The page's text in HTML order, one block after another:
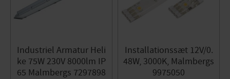
Industriel Armatur Heli
ke 75W 230V 8000lm IP
65 Malmbergs 7297898
Installationssæt 12V/0.
48W, 3000K, Malmbergs
9975050